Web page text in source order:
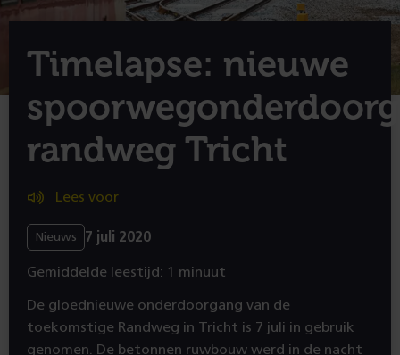
Timelapse: nieuwe
randweg Tricht
Lees voor
Nieuws 7 juli 2020
Gemiddelde leestijd: 1 minuut
De gloednieuwe onderdoorgang van de
toekomstige Randweg in Tricht is 7 juli in gebruik
genomen. De betonnen ruwbouw werd in de nacht